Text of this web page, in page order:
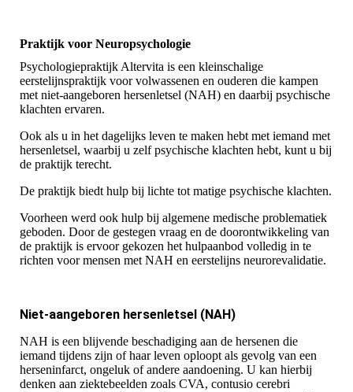
Praktijk voor Neuropsychologie
Psychologiepraktijk Altervita is een kleinschalige
eerstelijnspraktijk voor volwassenen en ouderen die kampen
met niet-aangeboren hersenletsel (NAH) en daarbij psychische
klachten ervaren.
Ook als u in het dagelijks leven te maken hebt met iemand met
hersenletsel, waarbij u zelf psychische klachten hebt, kunt u bij
de praktijk terecht.
De praktijk biedt hulp bij lichte tot matige psychische klachten.
Voorheen werd ook hulp bij algemene medische problematiek
geboden. Door de gestegen vraag en de doorontwikkeling van
de praktijk is ervoor gekozen het hulpaanbod volledig in te
richten voor mensen met NAH en eerstelijns neurorevalidatie.
Niet-aangeboren hersenletsel (NAH)
NAH is een blijvende beschadiging aan de hersenen die
iemand tijdens zijn of haar leven oploopt als gevolg van een
herseninfarct, ongeluk of andere aandoening. U kan hierbij
denken aan ziektebeelden zoals CVA, contusio cerebri